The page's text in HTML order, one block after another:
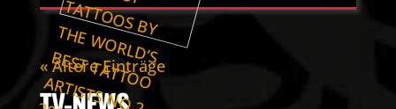
« Ältere Einträge